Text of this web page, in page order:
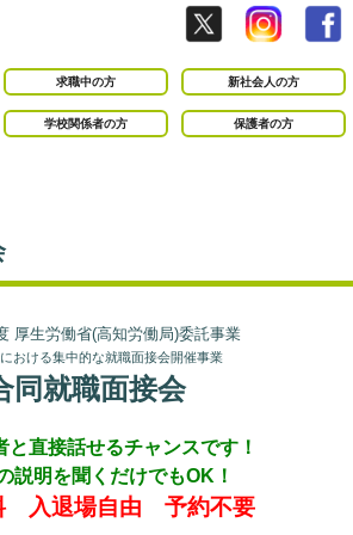
求職中の方 新社会人の方
学校関係者の方 保護者の方
厚生労働省(高知労働局)委託事業
おける集中的な就職面接会開催事業
同就職面接会
と直接話せるチャンスです！
説明を聞くだけでもOK！
入退場自由 予約不要